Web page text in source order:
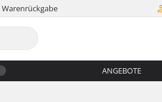
Warenrückgabe
ANGEBOTE